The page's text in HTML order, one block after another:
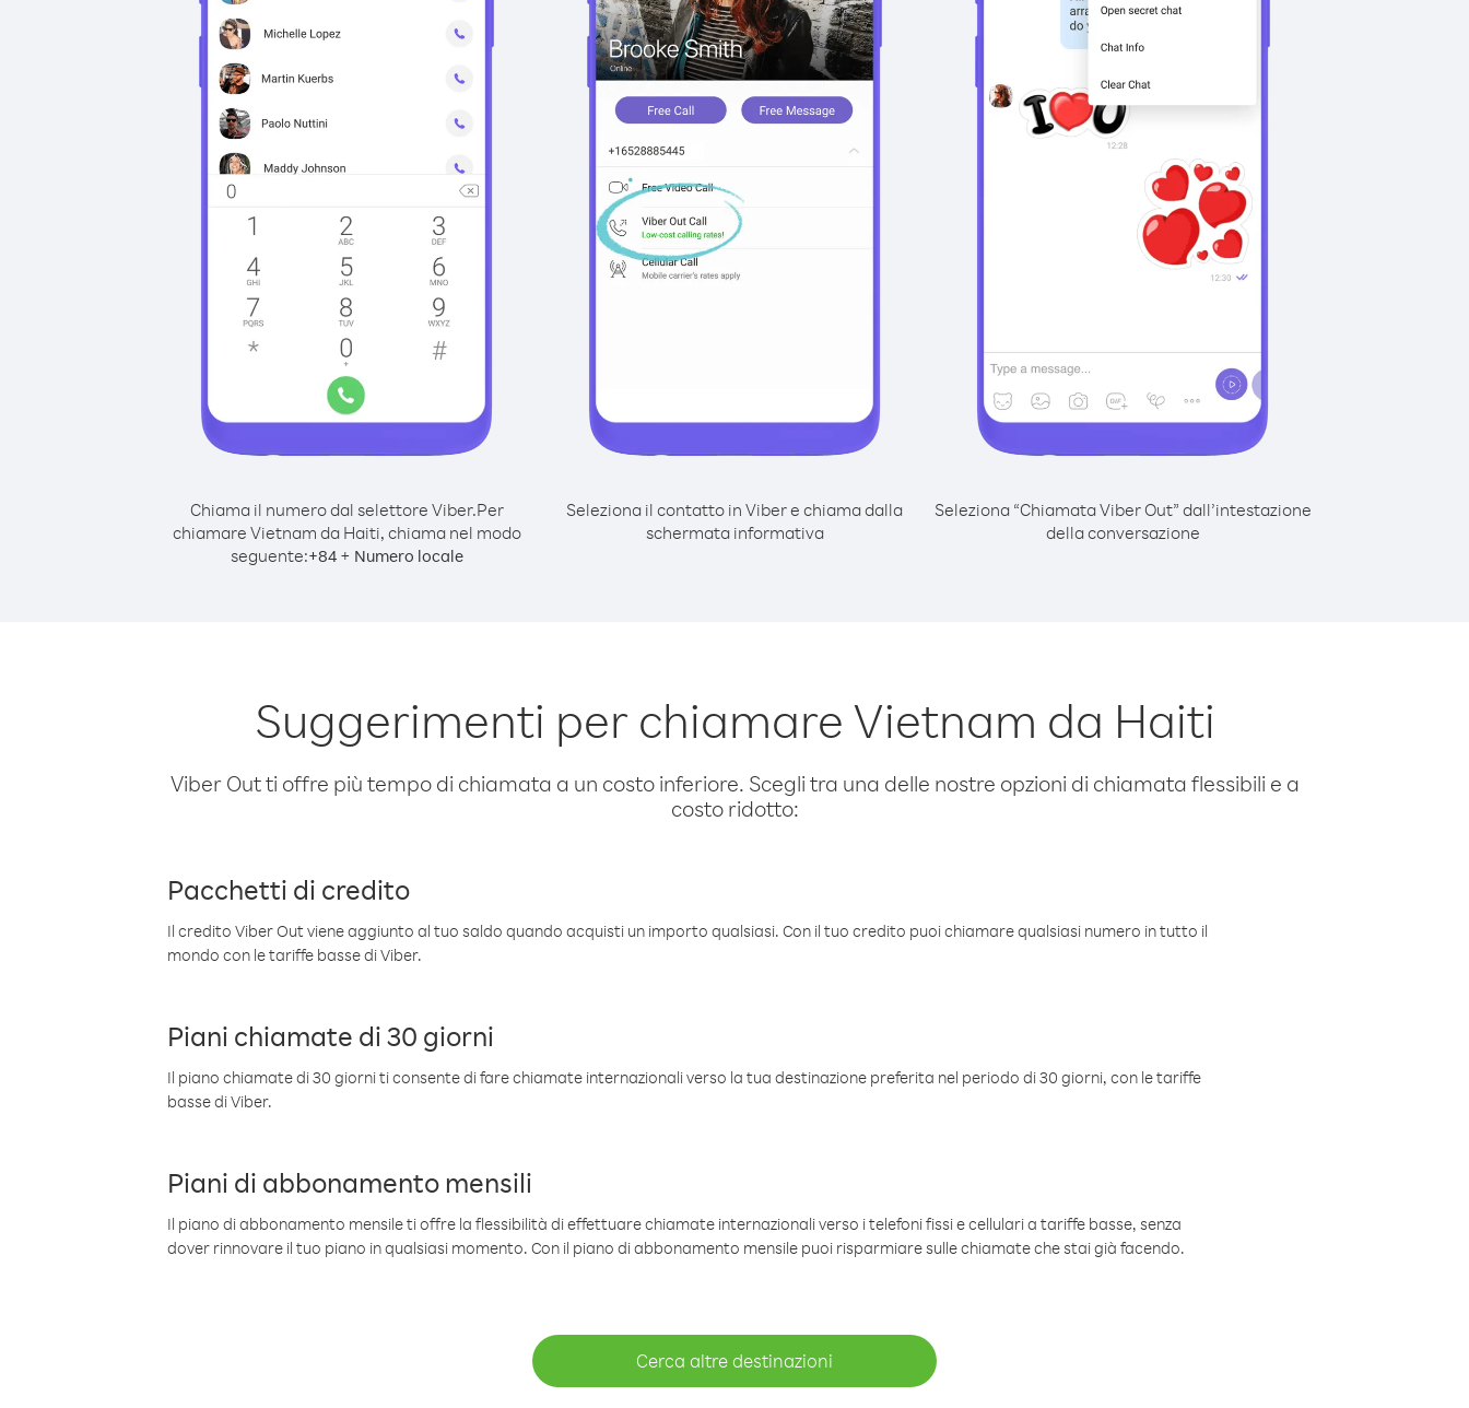
Chiama il numero dal selettore Viber.Per
chiamare Vietnam da Haiti, chiama nel modo
seguente:+84+ Numero locale
Seleziona il contatto in Viber e chiama dalla
schermata informativa
Seleziona “Chiamata Viber Out” dall’intestazione
della conversazione
Suggerimenti per chiamare Vietnam da Haiti
Viber Out ti offre più tempo di chiamata a un costo inferiore. Scegli tra una delle nostre opzioni di chiamata flessibili e a
costo ridotto:
Pacchetti di credito
Il credito Viber Out viene aggiunto al tuo saldo quando acquisti un importo qualsiasi. Con il tuo credito puoi chiamare qualsiasi numero in tutto il
mondo con le tariffe basse di Viber.
Piani chiamate di 30 giorni
Il piano chiamate di 30 giorni ti consente di fare chiamate internazionali verso la tua destinazione preferita nel periodo di 30 giorni, con le tariffe
basse di Viber.
Piani di abbonamento mensili
Il piano di abbonamento mensile ti offre la flessibilità di effettuare chiamate internazionali verso i telefoni fissi e cellulari a tariffe basse, senza
dover rinnovare il tuo piano in qualsiasi momento. Con il piano di abbonamento mensile puoi risparmiare sulle chiamate che stai già facendo.
Cerca altre destinazioni